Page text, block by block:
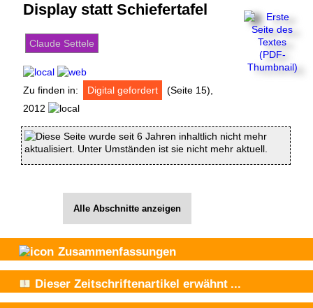
Display statt Schiefertafel
Claude Settele
Zu finden in: Digital gefordert
(Seite 15),
2012
Diese Seite wurde seit 6 Jahren inhaltlich nicht mehr
aktualisiert. Unter Umständen ist sie nicht mehr aktuell.
Alle Abschnitte anzeigen
Zusammenfassungen
Dieser Zeitschriftenartikel erwähnt ...